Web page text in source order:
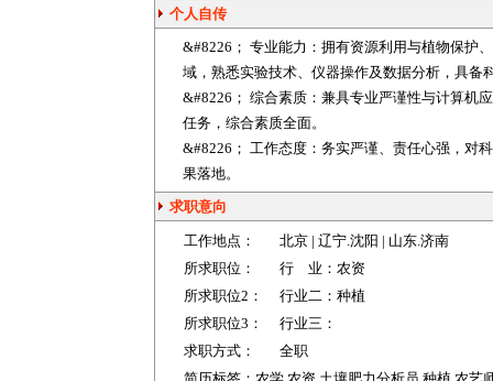
个人自传
&#8226； 专业能力：拥有资源利用与植物保护
域，熟悉实验技术、仪器操作及数据分析，具备
&#8226； 综合素质：兼具专业严谨性与计算机
任务，综合素质全面。
&#8226； 工作态度：务实严谨、责任心强，对
果落地。
求职意向
工作地点： 北京 | 辽宁.沈阳 | 山东.济南
所求职位：
行 业： 农资
所求职位2：
行业二： 种植
所求职位3：
行业三：
求职方式：
全职